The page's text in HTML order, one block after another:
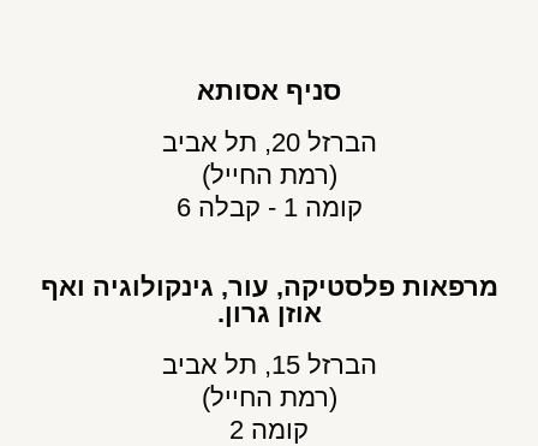
סניף אסותא
הברזל 20, תל אביב
(רמת החייל)
קומה 1 - קבלה 6
מרפאות פלסטיקה, עור, גינקולוגיה ואף
אוזן גרון.
הברזל 15, תל אביב
(רמת החייל)
קומה 2